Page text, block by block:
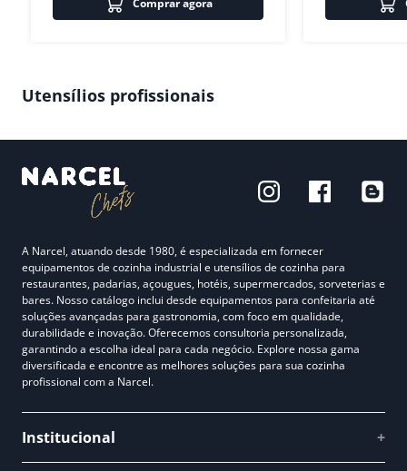
Utensílios profissionais
A Narcel, atuando desde 1980, é especializada em fornecer
equipamentos de cozinha industrial e utensílios de cozinha para
restaurantes, padarias, açougues, hotéis, supermercados, sorveterias e
bares. Nosso catálogo inclui desde equipamentos para confeitaria até
soluções avançadas para gastronomia, com foco em qualidade,
durabilidade e inovação. Oferecemos consultoria personalizada,
garantindo a escolha ideal para cada negócio. Explore nossa gama
diversificada e encontre as melhores soluções para sua cozinha
profissional com a Narcel.
Institucional +